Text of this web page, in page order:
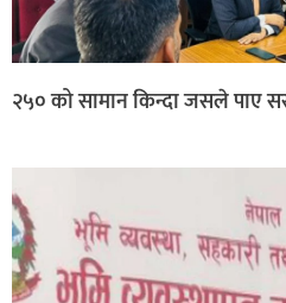
२५० को सामान किन्दा जसले पाए